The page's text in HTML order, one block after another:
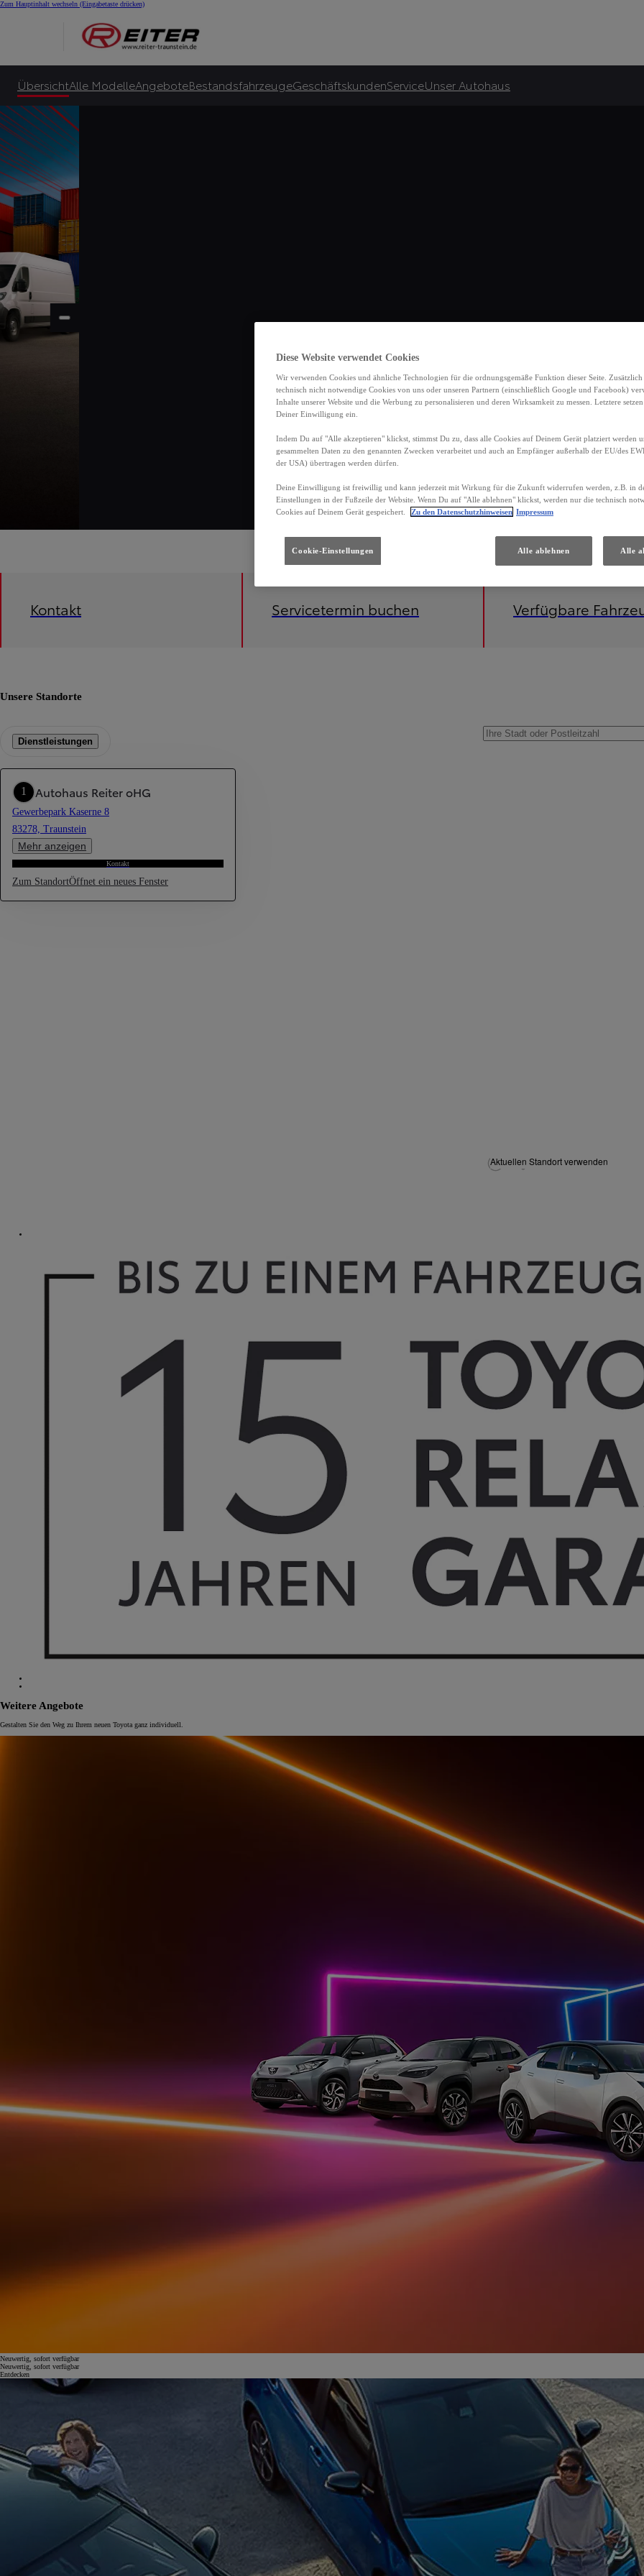
Zum Hauptinhalt wechseln (Eingabetaste drücken)
ÜbersichtAlle ModelleAngeboteBestandsfahrzeugeGeschäftskundenServiceUnser Autohaus
Kontakt Servicetermin buchen Verfügbare
Unsere Standorte
Aktuellen Standort verwenden
Dienstleistungen
1 Autohaus Reiter oHG
Gewerbepark Kaserne 8
83278, Traunstein
Mehr anzeigen
Kontakt
Zum StandortÖffnet ein neues Fenster
Weitere Angebote
Gestalten Sie den Weg zu Ihrem neuen Toyota ganz individuell.
Neuwertig, sofort verfügbar
Neuwertig, sofort verfügbar
Entdecken
Diese Website verwendet Cookies
Wir verwenden Cookies und ähnliche Technologien für die ordnungsgemäße Funktion dieser Seite. Zusätzlich
technisch nicht notwendige Cookies von uns oder unseren Partnern (einschließlich Google und Facebook)
Inhalte unserer Website und die Werbung zu personalisieren und deren Wirksamkeit zu messen. Letztere
Deiner Einwilligung ein.
Indem Du auf "Alle akzeptieren" klickst, stimmst Du zu, dass alle Cookies auf Deinem Gerät platziert werden
gesammelten Daten zu den genannten Zwecken verarbeitet und auch an Empfänger außerhalb der EU/des
der USA) übertragen werden dürfen.
Deine Einwilligung ist freiwillig und kann jederzeit mit Wirkung für die Zukunft widerrufen werden, z.B. in
Einstellungen in der Fußzeile der Website. Wenn Du auf "Alle ablehnen" klickst, werden nur die technisch
Cookies auf Deinem Gerät gespeichert.
Zu den Datenschutzhinweisen Impressum
Cookie-Einstellungen Alle ablehnen Alle